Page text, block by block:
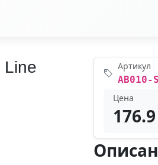
Line
Артикул
AB010-
Цена